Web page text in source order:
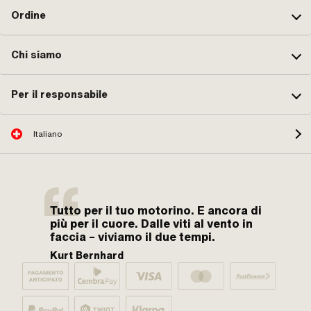
Ordine
Chi siamo
Per il responsabile
Italiano
Tutto per il tuo motorino. E ancora di
più per il cuore. Dalle viti al vento in
faccia – viviamo il due tempi.
Kurt Bernhard